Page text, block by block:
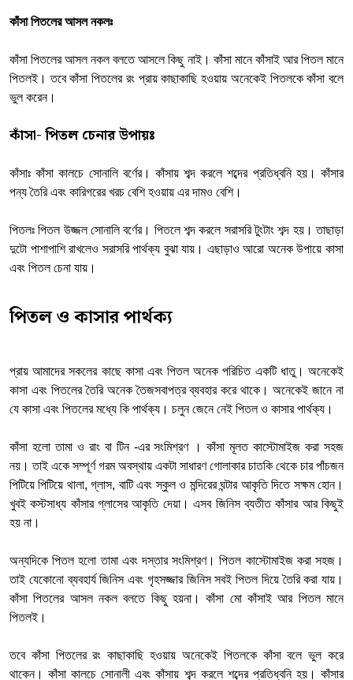
কাঁসা পিতলের আসল নকলঃ
কাঁসা পিতলের আসল নকল বলতে আসলে কিছু নাই। কাঁসা মানে কাঁসাই আর পিতল মানে
পিতলই। তবে কাঁসা পিতলের রং প্রায় কাছাকাছি হওয়ায় অনেকেই পিতলকে কাঁসা বলে
ভুল করেন।
কাঁসা- পিতল চেনার উপায়ঃ
কাঁসাঃ কাঁসা কালচে সোনালি বর্ণের। কাঁসায় শব্দ করলে শব্দের প্রতিধ্বনি হয়। কাঁসার
পন্য তৈরি এবং কারিগরের খরচ বেশি হওয়ায় এর দামও বেশি।
পিতলঃ পিতল উজ্জল সোনালি বর্ণের। পিতলে শব্দ করলে সরাসরি টুংটাং শব্দ হয়। তাছাড়া
দুটো পাশাপাশি রাখলেও সরাসরি পার্থক্য বুঝা যায়। এছাড়াও আরো অনেক উপায়ে কাসা
এবং পিতল চেনা যায়।
পিতল ও কাসার পার্থক্য
প্রায় আমাদের সকলের কাছে কাসা এবং পিতল অনেক পরিচিত একটি ধাতু। অনেকেই
কাসা এবং পিতলের তৈরি অনেক তৈজসবাপত্র ব্যবহার করে থাকে। অনেকেই জানে না
যে কাসা এবং পিতলের মধ্যে কি পার্থক্য। চলুন জেনে নেই পিতল ও কাসার পার্থক্য।
কাঁসা হলো তামা ও রাং বা টিন -এর সংমিশ্রণ । কাঁসা মূলত কাস্টোমাইজ করা সহজ
নয়। তাই একে সম্পূর্ণ গরম অবস্থায় একটা সাধারণ গোলাকার চাতকি থেকে চার পাঁচজন
পিটিয়ে পিটিয়ে থালা, গ্লাস, বাটি এবং স্কুল ও মন্দিরের ঘন্টার আকৃতি দিতে সক্ষম হোন।
খুবই কস্টসাধ্য কাঁসার গ্লাসের আকৃতি দেয়া। এসব জিনিস ব্যতীত কাঁসার আর কিছুই
হয় না।
অন্যদিকে পিতল হলো তামা এবং দস্তার সংমিশ্রণ। পিতল কাস্টোমাইজ করা সহজ।
তাই যেকোনো ব্যবহার্য জিনিস এবং গৃহসজ্জার জিনিস সবই পিতল দিয়ে তৈরি করা যায়।
কাঁসা পিতলের আসল নকল বলতে কিছু হয়না। কাঁসা মাে কাঁসাই আর পিতল মানে
পিতলই।
তবে কাঁসা পিতলের রং কাছাকাছি হওয়ায় অনেকেই পিতলকে কাঁসা বলে ভুল করে
থাকেন। কাঁসা কালচে সোনালী এবং কাঁসায় শব্দ করলে শব্দের প্রতিধ্বনি হয়। কাঁসার